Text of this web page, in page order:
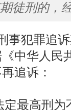
徒刑的，
事犯罪追
中华人民
追诉：
定最高刑为